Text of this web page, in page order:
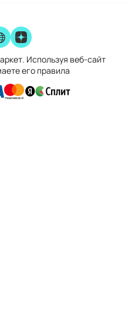
Используя веб-сайт
его правила